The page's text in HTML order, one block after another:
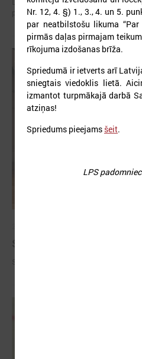
par skolu tīklu Latvijā
Nr. 12, 4. §) 1., 3., 4. un 5.
par neatbilstošu likuma
pirmās daļas pirmajam
rīkojuma izdošanas brīža.
Spriedumā ir ietverts arī
sniegtais viedoklis lietā.
izmantot turpmākajā darbā
atziņas!
Spriedums pieejams šeit.
LPS